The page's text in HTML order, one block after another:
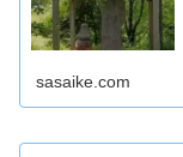
sasaike.com